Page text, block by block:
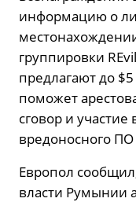
информацию о
группировки
предлагают до
поможет
сговор и участие
вредоносного ПО
Европол
власти Румынии